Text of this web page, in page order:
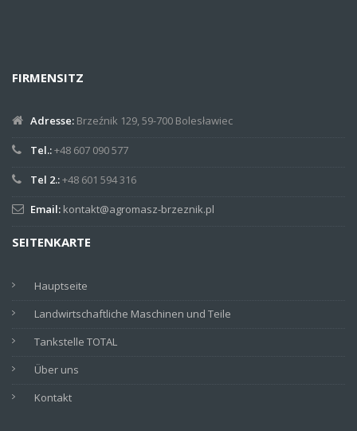
FIRMENSITZ
Adresse: Brzeźnik 129, 59-700 Bolesławiec
Tel.:+48 607 090 577
Tel 2.:+48 601 594 316
Email: kontakt@agromasz-brzeznik.pl
SEITENKARTE
Hauptseite
Landwirtschaftliche Maschinen und Teile
Tankstelle TOTAL
Über uns
Kontakt